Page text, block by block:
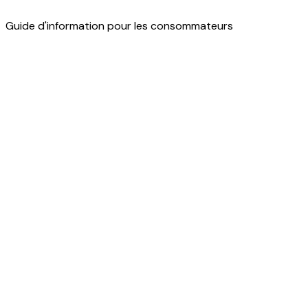
Guide d'information pour les consommateurs